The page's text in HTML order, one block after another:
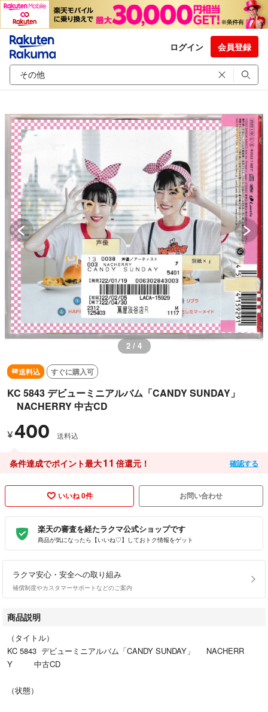
ログイン 会員登録
2 / 4
送料込 すぐに購入可
KC 5843 デビューミニアルバム「CANDY SUNDAY」
NACHERRY 中古CD
¥400 送料込
条件達成でポイント最大11 倍還元！ 確認する
いいね 0件 お問い合わせ
楽天の審査を経たラクマ公式ショップです
商品が気になったら【いいね♡】しておトク情報をゲット
ラクマ安心・安全への取り組み
補償制度やカスタマーサポートなどのご案内
商品説明
（タイトル）
KC 5843 デビューミニアルバム「CANDY SUNDAY」 NACHERR
Y 中古CD
（状態）